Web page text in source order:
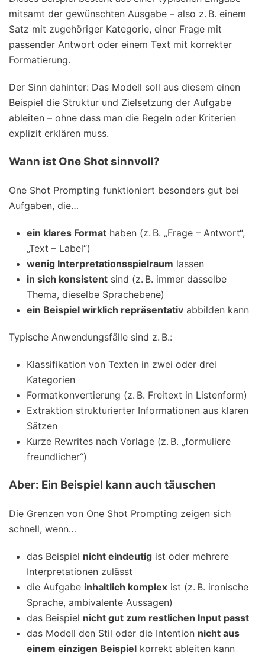
mitsamt der gewünschten Ausgabe – also z. B. einem
Satz mit zugehöriger Kategorie, einer Frage mit
passender Antwort oder einem Text mit korrekter
Formatierung.
Der Sinn dahinter: Das Modell soll aus diesem einen
Beispiel die Struktur und Zielsetzung der Aufgabe
ableiten – ohne dass man die Regeln oder Kriterien
explizit erklären muss.
Wann ist One Shot sinnvoll?
One Shot Prompting funktioniert besonders gut bei
Aufgaben, die…
ein klares Format haben (z. B. „Frage – Antwort“,
„Text – Label“)
wenig Interpretationsspielraum lassen
in sich konsistent sind (z. B. immer dasselbe
Thema, dieselbe Sprachebene)
ein Beispiel wirklich repräsentativ abbilden kann
Typische Anwendungsfälle sind z. B.:
Klassifikation von Texten in zwei oder drei
Kategorien
Formatkonvertierung (z. B. Freitext in Listenform)
Extraktion strukturierter Informationen aus klaren
Sätzen
Kurze Rewrites nach Vorlage (z. B. „formuliere
freundlicher“)
Aber: Ein Beispiel kann auch täuschen
Die Grenzen von One Shot Prompting zeigen sich
schnell, wenn…
das Beispiel nicht eindeutig ist oder mehrere
Interpretationen zulässt
die Aufgabe inhaltlich komplex ist (z. B. ironische
Sprache, ambivalente Aussagen)
das Beispiel nicht gut zum restlichen Input passt
das Modell den Stil oder die Intention nicht aus
einem einzigen Beispiel korrekt ableiten kann